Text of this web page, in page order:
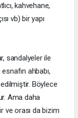
kahvehane,
vb) bir yapı
sandalyeler ile
ahbabı,
edilmiştir. Böylece
Ama daha
ve orası da bizim